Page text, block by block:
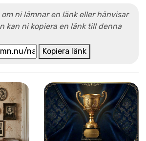
ni lämnar en länk eller hänvisar
kan ni kopiera en länk till denna
Kopiera länk